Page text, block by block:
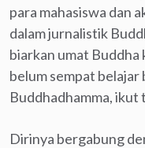
para mahasiswa dan
dalam jurnalistik
biarkan umat Buddha
belum sempat
Buddhadhamma, ikut
Dirinya bergabung